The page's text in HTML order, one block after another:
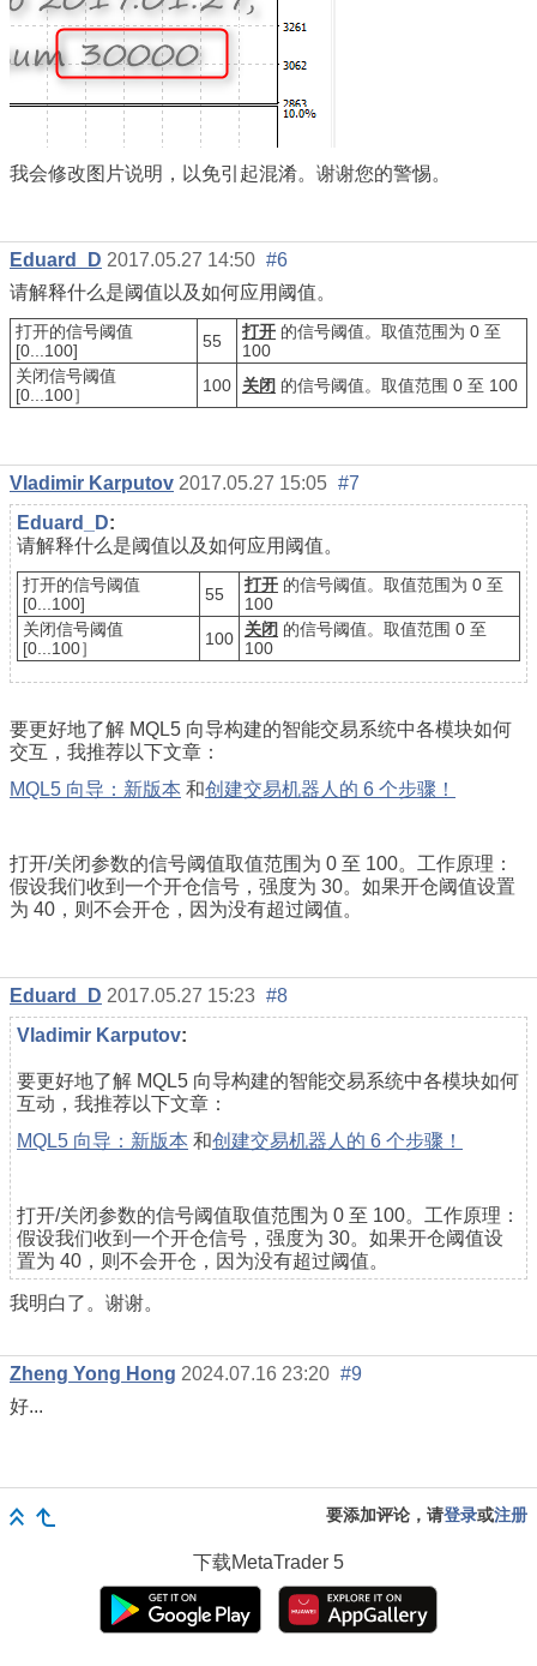
我会修改图片说明，以免引起混淆。谢谢您的警惕。
Eduard_D 2017.05.27 14:50 #6
请解释什么是阈值以及如何应用阈值。
打开的信号阈值
[0...100]
55 打开 的信号阈值。取值范围为 0 至
100
关闭信号阈值
[0...100］
100 关闭 的信号阈值。取值范围 0 至 100
Vladimir Karputov 2017.05.27 15:05 #7
Eduard_D:
请解释什么是阈值以及如何应用阈值。
打开的信号阈值
[0...100]
55 打开 的信号阈值。取值范围为 0 至
100
关闭信号阈值
[0...100］
100 关闭 的信号阈值。取值范围 0 至
100
要更好地了解 MQL5 向导构建的智能交易系统中各模块如何
交互，我推荐以下文章：
MQL5 向导：新版本 和创建交易机器人的 6 个步骤！
打开/关闭参数的信号阈值取值范围为 0 至 100。工作原理：
假设我们收到一个开仓信号，强度为 30。如果开仓阈值设置
为 40，则不会开仓，因为没有超过阈值。
Eduard_D 2017.05.27 15:23 #8
Vladimir Karputov:
要更好地了解 MQL5 向导构建的智能交易系统中各模块如何
互动，我推荐以下文章：
MQL5 向导：新版本 和创建交易机器人的 6 个步骤！
打开/关闭参数的信号阈值取值范围为 0 至 100。工作原理：
假设我们收到一个开仓信号，强度为 30。如果开仓阈值设
置为 40，则不会开仓，因为没有超过阈值。
我明白了。谢谢。
Zheng Yong Hong 2024.07.16 23:20 #9
好...
要添加评论，请登录或注册
下载MetaTrader 5